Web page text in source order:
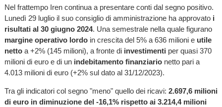
Nel frattempo Iren continua a presentare conti dal segno positivo.
Lunedì 29 luglio il suo consiglio di amministrazione ha approvato i
risultati al 30 giugno 2024. Una semestrale nella quale figurano
margine operativo lordo in crescita del 5% a 636 milioni e utile
nettoa +2% (145 milioni), a fronte di investimenti per quasi 370
milioni di euro e di un indebitamento finanziarionetto pari a
4.013 milioni di euro (+2% sul dato al 31/12/2023).
Tra gli indicatori col segno "meno" quello dei ricavi: 2.697,6 milioni
di euro in diminuzione del -16,1% rispetto ai 3.214,4 milioni